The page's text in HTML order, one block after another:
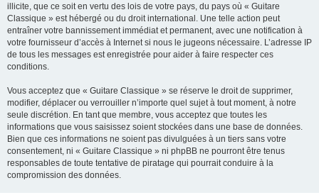
illicite, que ce soit en vertu des lois de votre pays, du pays où « Guitare
Classique » est hébergé ou du droit international. Une telle action peut
entraîner votre bannissement immédiat et permanent, avec une notification à
votre fournisseur d’accès à Internet si nous le jugeons nécessaire. L’adresse IP
de tous les messages est enregistrée pour aider à faire respecter ces
conditions.
Vous acceptez que « Guitare Classique » se réserve le droit de supprimer,
modifier, déplacer ou verrouiller n’importe quel sujet à tout moment, à notre
seule discrétion. En tant que membre, vous acceptez que toutes les
informations que vous saisissez soient stockées dans une base de données.
Bien que ces informations ne soient pas divulguées à un tiers sans votre
consentement, ni « Guitare Classique » ni phpBB ne pourront être tenus
responsables de toute tentative de piratage qui pourrait conduire à la
compromission des données.